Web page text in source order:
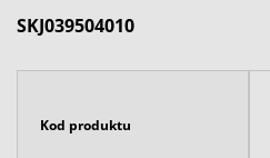
SKJ039504010
Kod produktu